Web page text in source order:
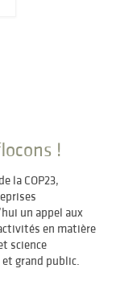
!
la COP23,
un appel aux
en matière
science
grand public.